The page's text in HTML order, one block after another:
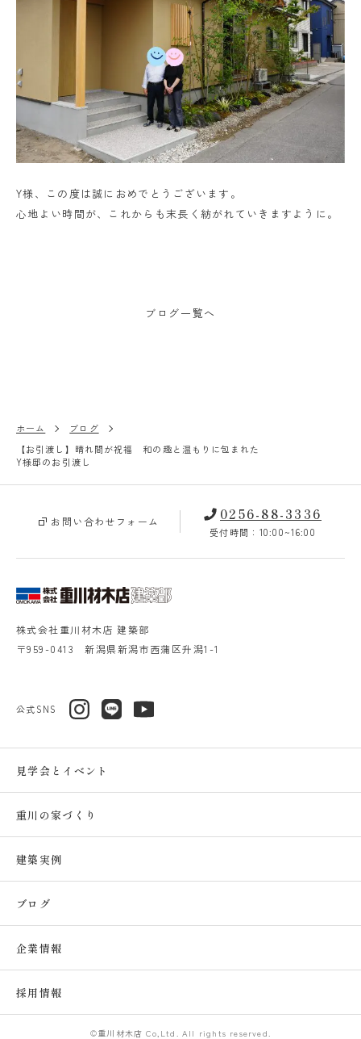
Y様、この度は誠におめでとうございます。
心地よい時間が、これからも末長く紡がれていきますように。
ブログ一覧へ
ホーム
ブログ
【お引渡し】晴れ間が祝福 和の趣と温もりに包まれた
Y様邸のお引渡し
見学会とイベント
重川の家づくり
建築実例
ブログ
企業情報
採用情報
公式SNS
株式会社重川材木店 建築部
〒959-0413 新潟県新潟市西蒲区升潟1-1
お問い合わせフォーム 0256-88-3336
受付時間：10:00~16:00
©重川材木店 Co,Ltd. All rights reserved.